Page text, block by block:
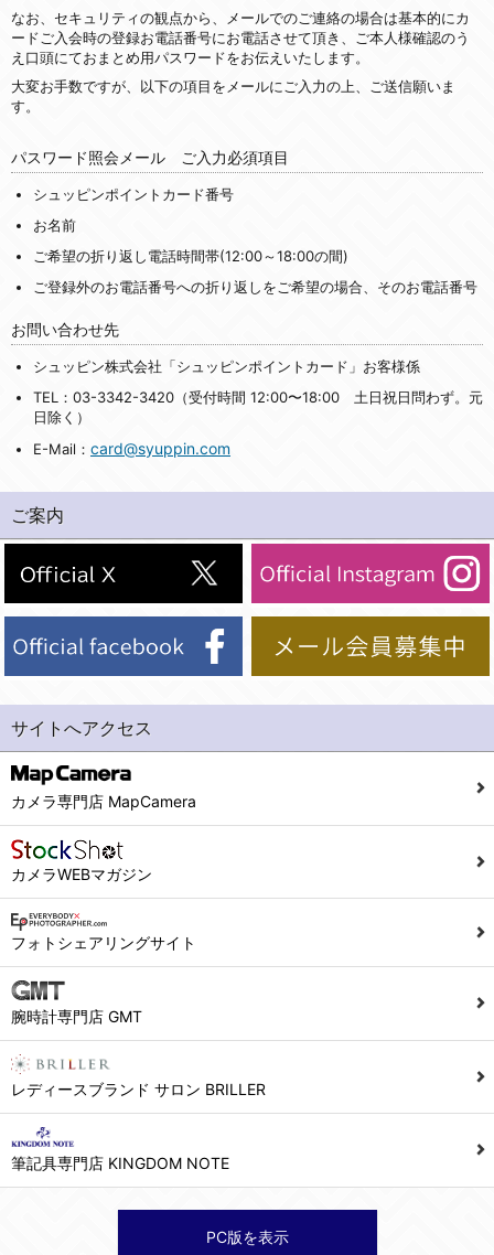
なお、セキュリティの観点から、メールでのご連絡の場合は基本的にカ
ードご入会時の登録お電話番号にお電話させて頂き、ご本人様確認のう
え口頭にておまとめ用パスワードをお伝えいたします。
大変お手数ですが、以下の項目をメールにご入力の上、ご送信願いま
す。
パスワード照会メール ご入力必須項目
シュッピンポイントカード番号
お名前
ご希望の折り返し電話時間帯(12:00～18:00の間)
ご登録外のお電話番号への折り返しをご希望の場合、そのお電話番号
お問い合わせ先
シュッピン株式会社「シュッピンポイントカード」お客様係
TEL：03-3342-3420（受付時間 12:00〜18:00 土日祝日問わず。元
日除く）
E-Mail： card@syuppin.com
ご案内
サイトへアクセス
カメラ専門店 MapCamera
カメラWEBマガジン
フォトシェアリングサイト
腕時計専門店 GMT
レディースブランド サロン BRILLER
筆記具専門店 KINGDOM NOTE
PC版を表示